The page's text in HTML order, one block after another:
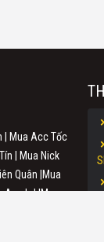
| Mua Acc Tốc
| Mua Nick
Quân |Mua
Acc lol |Mua